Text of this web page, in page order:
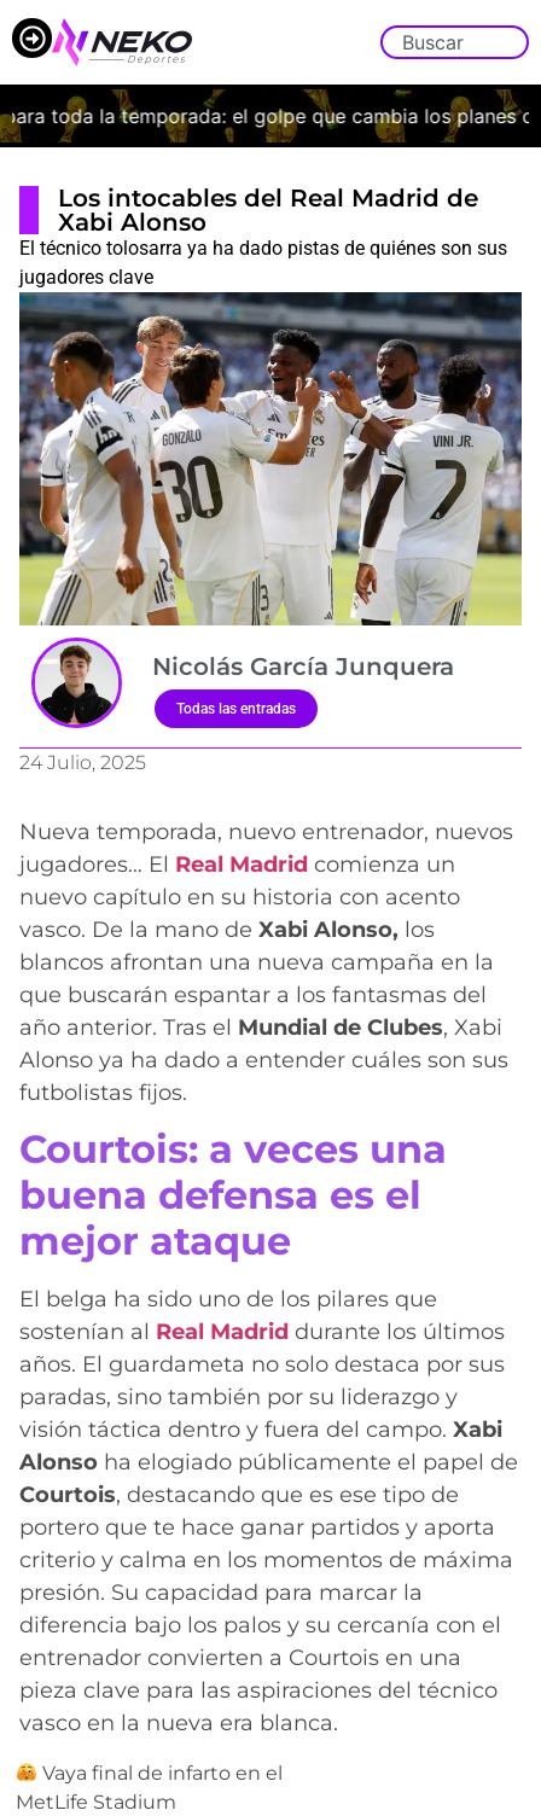
toda la temporada: el golpe que cambia los planes de
Los intocables del Real Madrid de
Xabi Alonso
El técnico tolosarra ya ha dado pistas de quiénes son sus
jugadores clave
Nicolás García Junquera
Todas las entradas
24 Julio, 2025
Nueva temporada, nuevo entrenador, nuevos
jugadores… El Real Madrid comienza un
nuevo capítulo en su historia con acento
vasco. De la mano de Xabi Alonso, los
blancos afrontan una nueva campaña en la
que buscarán espantar a los fantasmas del
año anterior. Tras el Mundial de Clubes, Xabi
Alonso ya ha dado a entender cuáles son sus
futbolistas fijos.
Courtois: a veces una
buena defensa es el
mejor ataque
El belga ha sido uno de los pilares que
sostenían al Real Madrid durante los últimos
años. El guardameta no solo destaca por sus
paradas, sino también por su liderazgo y
visión táctica dentro y fuera del campo. Xabi
Alonso ha elogiado públicamente el papel de
Courtois, destacando que es ese tipo de
portero que te hace ganar partidos y aporta
criterio y calma en los momentos de máxima
presión. Su capacidad para marcar la
diferencia bajo los palos y su cercanía con el
entrenador convierten a Courtois en una
pieza clave para las aspiraciones del técnico
vasco en la nueva era blanca.
Vaya final de infarto en el
MetLife Stadium